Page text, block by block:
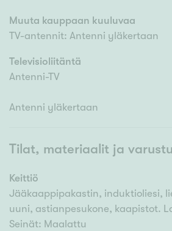
Muuta kauppaan kuuluvaa
TV-antennit: Antenni yläkertaan
Televisioliitäntä
Antenni-TV
Antenni yläkertaan
Tilat, materiaalit ja
Keittiö
Jääkaappipakastin, induktioliesi,
uuni, astianpesukone, kaapistot.
Seinät: Maalattu